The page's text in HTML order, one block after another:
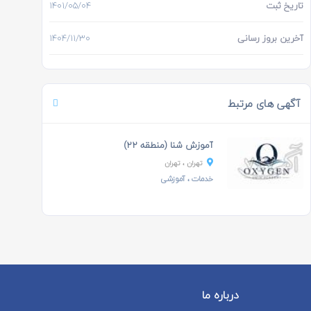
تاریخ ثبت 1401/05/04
آخرین بروز رسانی 1404/11/30
آگهی های مرتبط
آموزش شنا (منطقه ۲۲)
تهران، تهران
خدمات،آموزشی
درباره ما